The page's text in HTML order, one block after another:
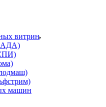
витрин
машин